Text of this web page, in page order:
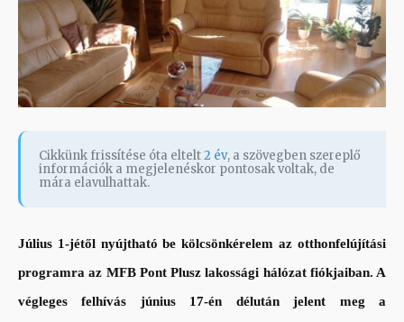
Cikkünk frissítése óta eltelt2 év, a szövegben szereplő
információk a megjelenéskor pontosak voltak, de
mára elavulhattak.
Július 1-jétől nyújtható be kölcsönkérelem az otthonfelújítási
programra az MFB Pont Plusz lakossági hálózat fiókjaiban. A
végleges felhívás június 17-én délután jelent meg a